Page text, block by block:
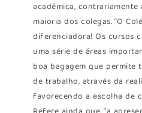
académica,
maioria dos colegas. “O
diferenciadora! Os cursos
uma série de áreas
boa bagagem que
de trabalho, através da
favorecendo a escolha de